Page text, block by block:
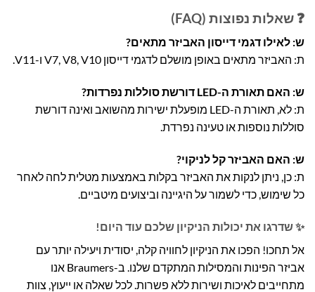
❓ שאלות נפוצות (FAQ)
ש: לאילו דגמי דייסון האביזר מתאים?
ת: האביזר מתאים באופן מושלם לדגמי דייסון V7, V8, V10 ו-V11.
ש: האם תאורת ה-LED דורשת סוללות נפרדות?
ת: לא, תאורת ה-LED מופעלת ישירות מהשואב ואינה דורשת
סוללות נוספות או טעינה נפרדת.
ש: האם האביזר קל לניקוי?
ת: כן, ניתן לנקות את האביזר בקלות באמצעות מטלית לחה לאחר
כל שימוש, כדי לשמור על היגיינה וביצועים מיטביים.
✨ שדרגו את יכולות הניקיון שלכם עוד היום!
אל תחכו! הפכו את הניקיון לחוויה קלה, יסודית ויעילה יותר עם
אביזר הפינות והמסילות המתקדם שלנו. ב-Braumers אנו
מתחייבים לאיכות ושירות ללא פשרות. לכל שאלה או ייעוץ, צוות